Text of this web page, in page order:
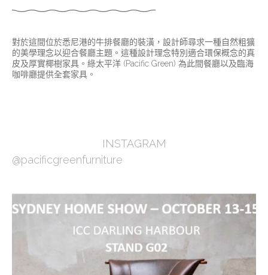
對於這間位於悉尼港的牛排餐廳的裝潢，設計師尋求一種自然粗獷
的美學理念以迎合餐廳主題。這種設計理念特別適合環保概念的真
皮及厚實椰樹家具。綠太平洋 (Pacific Green) 為此間餐廳以及臨海
咖啡廳提供全套家具。
INSTAGRAM
@pacificgreenfurniture